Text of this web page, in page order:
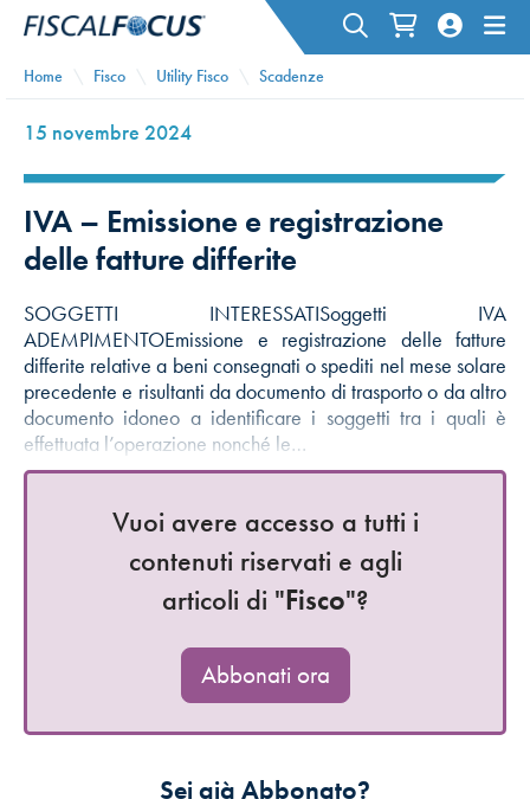
Home Fisco Utility Fisco Scadenze
15 novembre 2024
IVA – Emissione e registrazione
delle fatture differite
SOGGETTI INTERESSATISoggetti IVA
ADEMPIMENTOEmissione e registrazione delle fatture
differite relative a beni consegnati o spediti nel mese solare
precedente e risultanti da documento di trasporto o da altro
documento idoneo a identificare i soggetti tra i quali è
effettuata l’operazione nonché le…
Vuoi avere accesso a tutti i
contenuti riservati e agli
articoli di "Fisco"?
Abbonati ora
Sei già Abbonato?